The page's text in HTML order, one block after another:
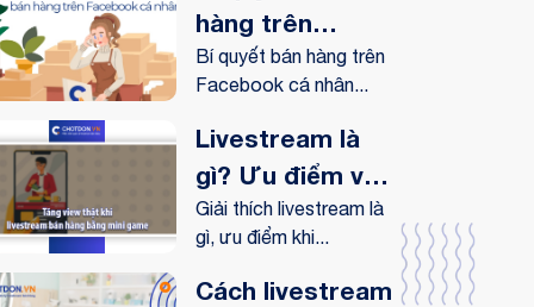
hàng trên
Facebook cá
nhân hiệu quả
Bí quyết bán hàng trên
Facebook cá nhân...
Livestream là
gì? Ưu điểm và
lợi ích
livestream
mang lại như
Giải thích livestream là
gì, ưu điểm khi...
Cách livestream